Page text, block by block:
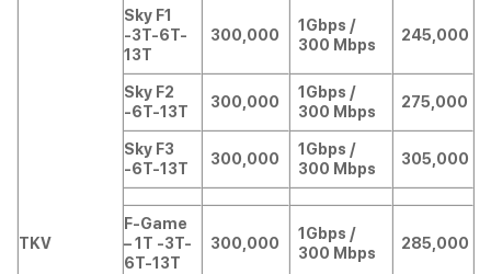
TKV
Sky F1
-3T-6T-
13T
300,000
1Gbps /
300 Mbps
245,000
Sky F2
-6T-13T
300,000
1Gbps /
300 Mbps
275,000
Sky F3
-6T-13T
300,000
1Gbps /
300 Mbps
305,000
F-Game
– 1T -3T-
6T-13T
300,000
1Gbps /
300 Mbps
285,000